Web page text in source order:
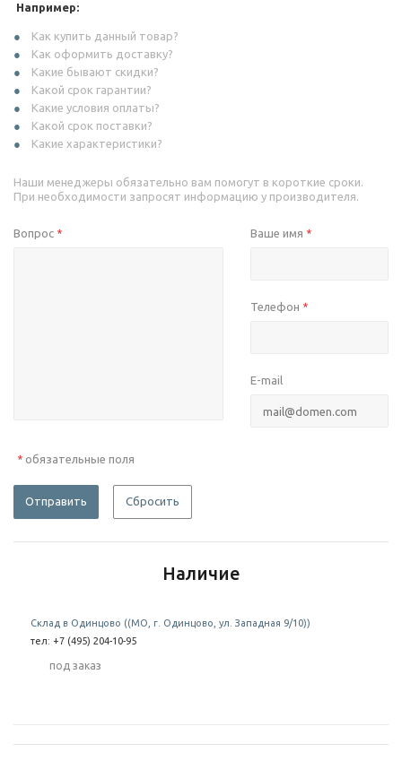
Например:
Как купить данный товар?
Как оформить доставку?
Какие бывают скидки?
Какой срок гарантии?
Какие условия оплаты?
Какой срок поставки?
Какие характеристики?
Наши менеджеры обязательно вам помогут в короткие сроки.
При необходимости запросят информацию у производителя.
Вопрос * Ваше имя *
Телефон *
E-mail
* обязательные поля
Отправить Сбросить
Наличие
Склад в Одинцово ((МО, г. Одинцово, ул. Западная 9/10))
тел: +7 (495) 204-10-95
Под заказ